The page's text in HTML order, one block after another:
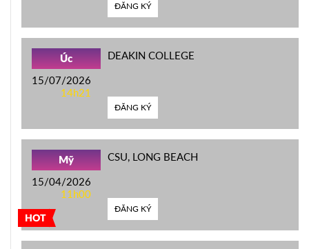
ĐĂNG KÝ
Úc
15/07/2026
14h21
DEAKIN COLLEGE
ĐĂNG KÝ
HOT
Mỹ
15/04/2026
11h00
CSU, LONG BEACH
ĐĂNG KÝ